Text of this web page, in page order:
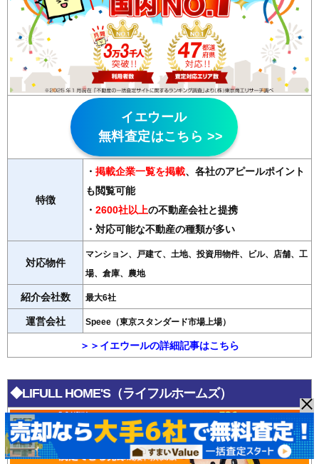
イエウール
無料査定はこちら >>
特徴
・ 掲載企業一覧を掲載、各社のアピールポイント
も閲覧可能
・ 2600社以上の不動産会社と提携
・対応可能な不動産の種類が多い
対応物件
マンション、戸建て、土地、投資用物件、ビル、店舗、工
場、倉庫、農地
紹介会社数 最大6社
運営会社 Speee（東京スタンダード市場上場）
＞＞イエウールの詳細記事はこちら
◆LIFULL HOME'S（ライフルホームズ）